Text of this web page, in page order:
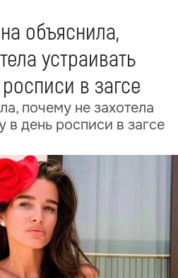
объяснила,
устраивать
в загсе
почему не захотела
в день росписи в загсе